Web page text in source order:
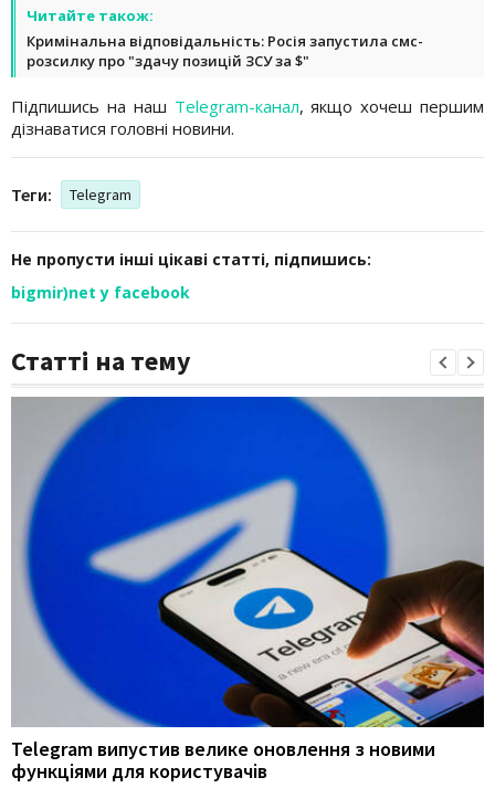
Читайте також:
Кримінальна відповідальність: Росія запустила смс-
розсилку про "здачу позицій ЗСУ за $"
Підпишись на наш Telegram-канал, якщо хочеш першим
дізнаватися головні новини.
Теги: Telegram
Не пропусти інші цікаві статті, підпишись:
bigmir)net у facebook
Статті на тему
Telegram випустив велике оновлення з новими
функціями для користувачів